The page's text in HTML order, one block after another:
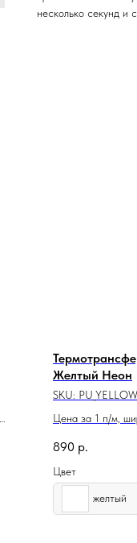
несколько секунд и
Желтый Неон
SKU:
Цена за 1 п/м,
890 р.
Цвет
желтый